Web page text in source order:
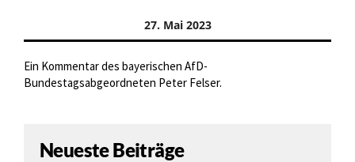
27. Mai 2023
Ein Kommentar des bayerischen AfD-
Bundestagsabgeordneten Peter Felser.
Neueste Beiträge